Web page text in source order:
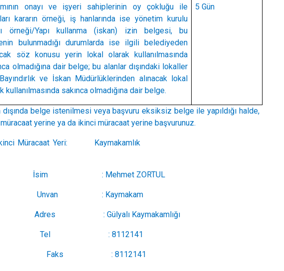
onayı ve işyeri sahiplerinin oy çokluğu ile
kararın örneği, iş hanlarında ise yönetim kurulu
örneği/Yapı kullanma (iskan) izin belgesi, bu
bulunmadığı durumlarda ise ilgili belediyeden
söz konusu yerin lokal olarak kullanılmasında
olmadığına dair belge; bu alanlar dışındaki lokaller
ve İskan Müdürlüklerinden alınacak lokal
kullanılmasında sakınca olmadığına dair belge.
5 Gün
belge istenilmesi veya başvuru eksiksiz belge ile yapıldığı halde,
yerine ya da ikinci müracaat yerine başvurunuz.
İkinci Müracaat Yeri: Kaymakamlık
: Mehmet ZORTUL
: Kaymakam
: Gülyalı Kaymakamlığı
: 8112141
: 8112141